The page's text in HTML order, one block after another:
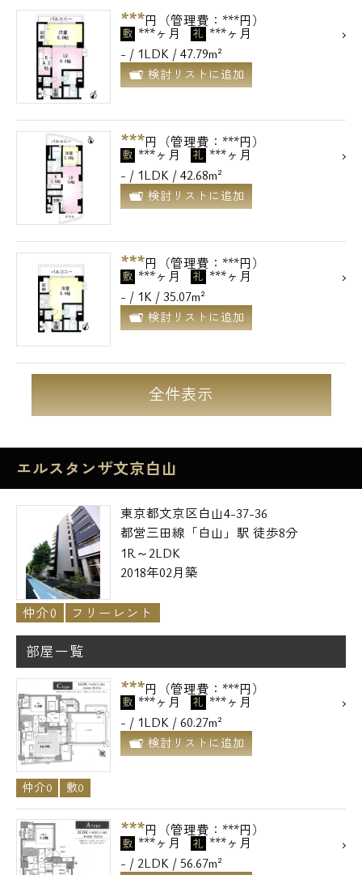
***円（管理費：***円）
敷 ***ヶ月 礼 ***ヶ月
- / 1LDK / 47.79m²
検討リストに追加
***円（管理費：***円）
敷 ***ヶ月 礼 ***ヶ月
- / 1LDK / 42.68m²
検討リストに追加
***円（管理費：***円）
敷 ***ヶ月 礼 ***ヶ月
- / 1K / 35.07m²
検討リストに追加
全件表示
エルスタンザ文京白山
東京都文京区白山4-37-36
都営三田線「白山」駅 徒歩8分
1R～2LDK
2018年02月築
仲介0 フリーレント
部屋一覧
***円（管理費：***円）
敷 ***ヶ月 礼 ***ヶ月
- / 1LDK / 60.27m²
検討リストに追加
仲介0 敷0
***円（管理費：***円）
敷 ***ヶ月 礼 ***ヶ月
- / 2LDK / 56.67m²